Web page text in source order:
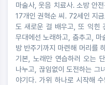
마술사, 웃음 치료사. 소방 안
17개인 권혁순 씨. 72세인 지
도 새로운 걸 배우고, 또 익힌
무대에선 노래하고, 춤추고,
방 반주기까지 마련해 머리를
기본, 노래만 연습하러 오는
나누고, 끊임없이 도전하는 그
야기다. 가위 하나로 시작해